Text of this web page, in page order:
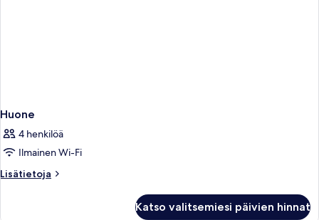
Huone
4 henkilöä
Ilmainen Wi-Fi
Lisätietoja
Lisätietoja
Katso valitsemiesi päivien hinnat